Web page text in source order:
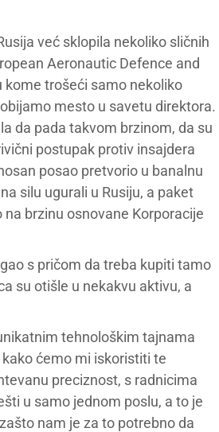
već sklopila nekoliko sličnih
Aeronautic Defence and
kome trošeći samo nekoliko
mesto u savetu direktora.
da pada takvom brzinom, da su
postupak protiv insajdera
posao pretvorio u banalnu
silu ugurali u Rusiju, a paket
brzinu osnovane Korporacije
s pričom da treba kupiti tamo
su otišle u nekakvu aktivu, a
tehnološkim tajnama
ćemo mi iskoristiti te
preciznost, s radnicima
u samo jednom poslu, a to je
nam je za to potrebno da